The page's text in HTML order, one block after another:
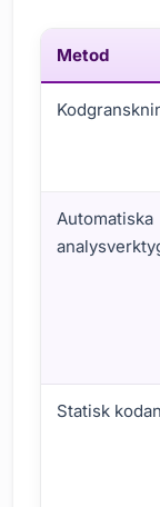
Metod
Automatiska
Statisk